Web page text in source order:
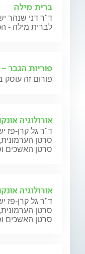
ברית מילה
ד"ר דני שנהר
לברית מילה -
פוריות הגבר
פורום זה עוסק
אורולוגיה
ד"ר גל קרן-פז
סרטן
סרטן האשכים
אורולוגיה
ד"ר גל קרן-פז
סרטן
סרטן האשכים